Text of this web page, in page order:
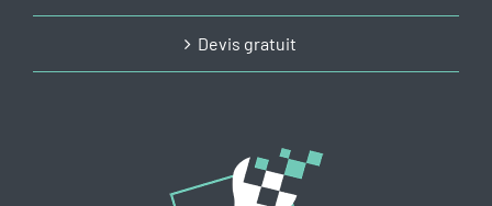
Devis gratuit